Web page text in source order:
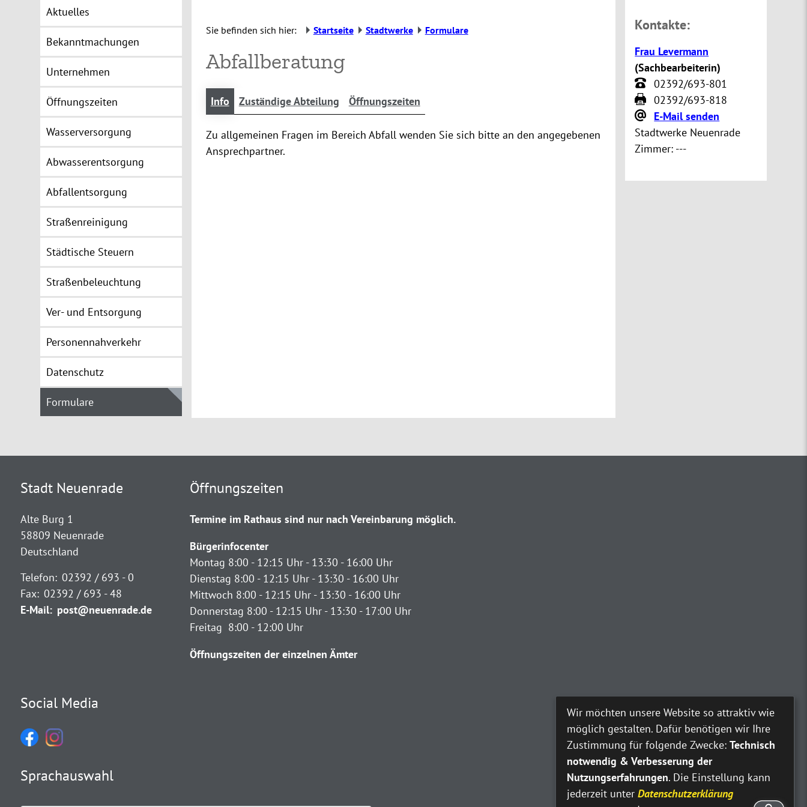
Aktuelles
Bekanntmachungen
Unternehmen
Öffnungszeiten
Wasserversorgung
Abwasserentsorgung
Abfallentsorgung
Straßenreinigung
Städtische Steuern
Straßenbeleuchtung
Ver- und Entsorgung
Personennahverkehr
Datenschutz
Formulare
Sie befinden sich hier: Startseite Stadtwerke Formulare
Abfallberatung
Info Zuständige Abteilung Öffnungszeiten
Zu allgemeinen Fragen im Bereich Abfall wenden Sie sich bitte an den angegebenen
Ansprechpartner.
Kontakte:
Frau Levermann
(Sachbearbeiterin)
02392/693-801
02392/693-818
E-Mail senden
Stadtwerke Neuenrade
Zimmer: ---
Stadt Neuenrade
Alte Burg 1
58809 Neuenrade
Deutschland
Telefon: 02392 / 693 - 0
Fax: 02392 / 693 - 48
E-Mail: post@neuenrade.de
Öffnungszeiten
Termine im Rathaus sind nur nach Vereinbarung möglich.
Bürgerinfocenter
Montag 8:00 - 12:15 Uhr - 13:30 - 16:00 Uhr
Dienstag 8:00 - 12:15 Uhr - 13:30 - 16:00 Uhr
Mittwoch 8:00 - 12:15 Uhr - 13:30 - 16:00 Uhr
Donnerstag 8:00 - 12:15 Uhr - 13:30 - 17:00 Uhr
Freitag 8:00 - 12:00 Uhr
Öffnungszeiten der einzelnen Ämter
Social Media
Sprachauswahl
Wir möchten unsere Website so attraktiv wie
möglich gestalten. Dafür benötigen wir Ihre
Zustimmung für folgende Zwecke: Technisch
notwendig & Verbesserung der
Nutzungserfahrungen. Die Einstellung kann
jederzeit unter Datenschutzerklärung